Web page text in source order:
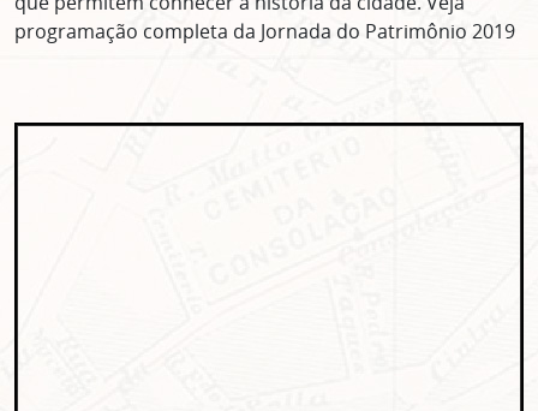
programação completa da Jornada do Patrimônio 2019